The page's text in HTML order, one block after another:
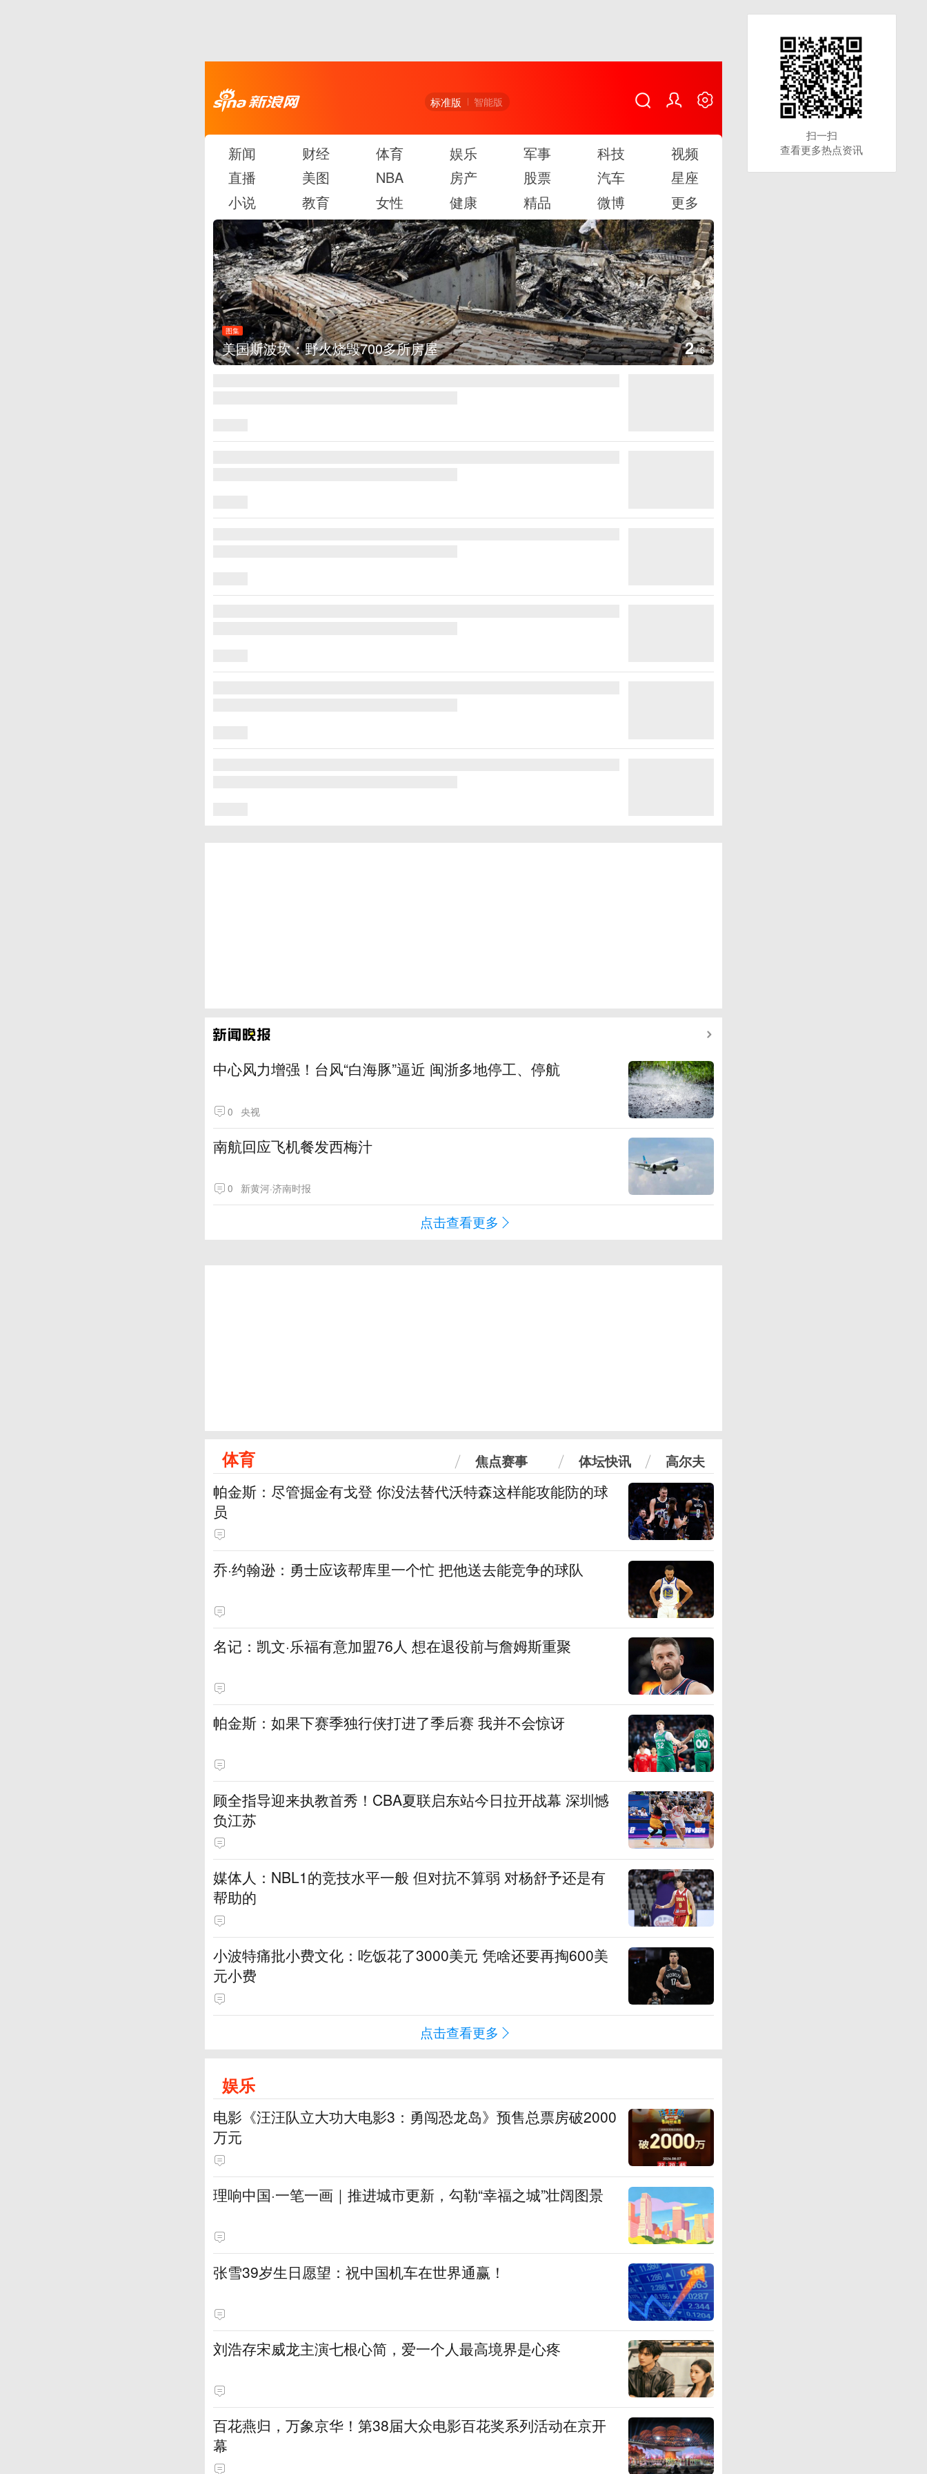
标准版 智能版
新闻 财经 体育 娱乐 军事 科技
视频
直播
美图 NBA 房产 股票 汽车
星座
小说
教育 女性 健康 精品 微博 更多
图集
叙利亚：大马士革发生爆炸 3/6
中心风力增强！台风“白海豚”逼近 闽浙多地停工、停航
0 央视
南航回应飞机餐发西梅汁
0 新黄河·济南时报
点击查看更多
体育 焦点赛事 体坛快讯 高尔夫
帕金斯：尽管掘金有戈登 你没法替代沃特森这样能攻能防的球
员
乔·约翰逊：勇士应该帮库里一个忙 把他送去能竞争的球队
名记：凯文·乐福有意加盟76人 想在退役前与詹姆斯重聚
帕金斯：如果下赛季独行侠打进了季后赛 我并不会惊讶
顾全指导迎来执教首秀！CBA夏联启东站今日拉开战幕 深圳憾
负江苏
媒体人：NBL1的竞技水平一般 但对抗不算弱 对杨舒予还是有
帮助的
小波特痛批小费文化：吃饭花了3000美元 凭啥还要再掏600美
元小费
点击查看更多
娱乐
电影《汪汪队立大功大电影3：勇闯恐龙岛》预售总票房破2000
万元
理响中国·一笔一画｜推进城市更新，勾勒“幸福之城”壮阔图景
张雪39岁生日愿望：祝中国机车在世界通赢！
刘浩存宋威龙主演七根心简，爱一个人最高境界是心疼
百花燕归，万象京华！第38届大众电影百花奖系列活动在京开
幕
扫一扫
查看更多热点资讯
扫一扫
查看更多热点资讯